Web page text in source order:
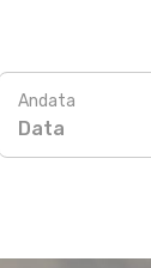
Andata
Data